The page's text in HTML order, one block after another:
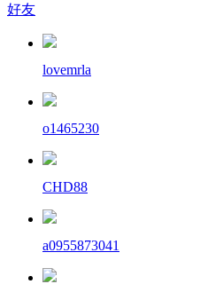
好友
lovemrla
o1465230
CHD88
a0955873041